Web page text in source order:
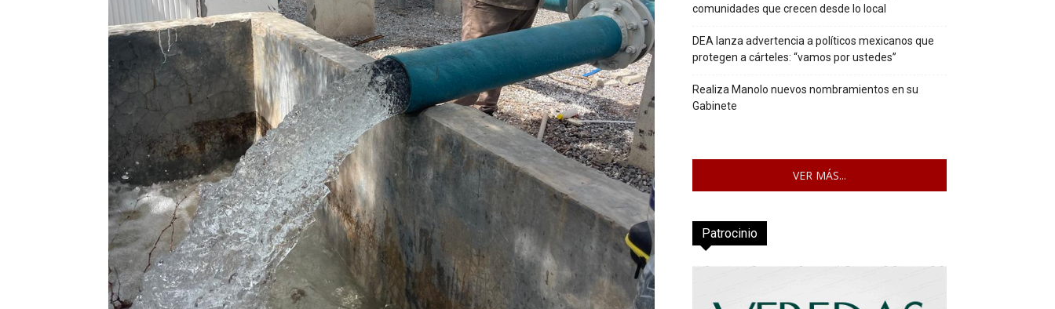
comunidades que crecen desde lo local
DEA lanza advertencia a políticos mexicanos que
protegen a cárteles: “vamos por ustedes”
Realiza Manolo nuevos nombramientos en su
Gabinete
VER MÁS...
Patrocinio